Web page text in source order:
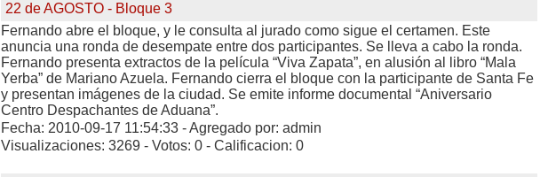
22 de AGOSTO - Bloque 3
Fernando abre el bloque, y le consulta al jurado como sigue el certamen. Este
anuncia una ronda de desempate entre dos participantes. Se lleva a cabo la ronda.
Fernando presenta extractos de la película “Viva Zapata”, en alusión al libro “Mala
Yerba” de Mariano Azuela. Fernando cierra el bloque con la participante de Santa Fe
y presentan imágenes de la ciudad. Se emite informe documental “Aniversario
Centro Despachantes de Aduana”.
Fecha: 2010-09-17 11:54:33 - Agregado por: admin
Visualizaciones: 3269 - Votos: 0 - Calificacion: 0